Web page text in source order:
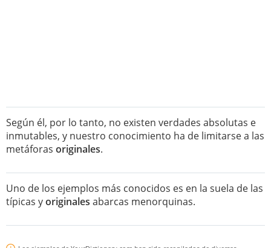
Según él, por lo tanto, no existen verdades absolutas e
inmutables, y nuestro conocimiento ha de limitarse a las
metáforas originales.
Uno de los ejemplos más conocidos es en la suela de las
típicas yoriginales abarcas menorquinas.